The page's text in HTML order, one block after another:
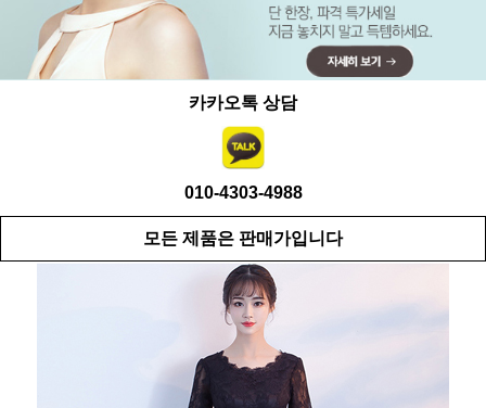
카카오톡 상담
010-4303-4988
모든 제품은 판매가입니다